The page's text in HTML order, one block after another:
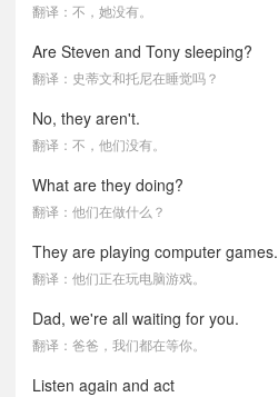
翻译：不，她没有。
Are Steven and Tony sleeping?
翻译：史蒂文和托尼在睡觉吗？
No, they aren't.
翻译：不，他们没有。
What are they doing?
翻译：他们在做什么？
They are playing computer games.
翻译：他们正在玩电脑游戏。
Dad, we're all waiting for you.
翻译：爸爸，我们都在等你。
Listen again and act